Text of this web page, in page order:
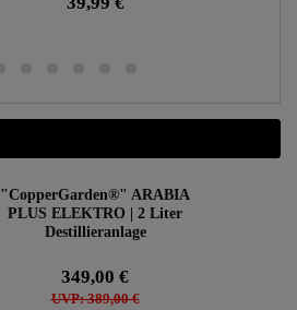
"CopperGarden®" ARABIA
PLUS ELEKTRO | 2 Liter
Destillieranlage
UVP: 389,00 €
349,00 €